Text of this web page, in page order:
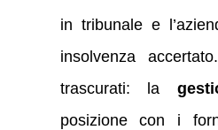
in tribunale e
insolvenza
trascurati: la
posizione con i